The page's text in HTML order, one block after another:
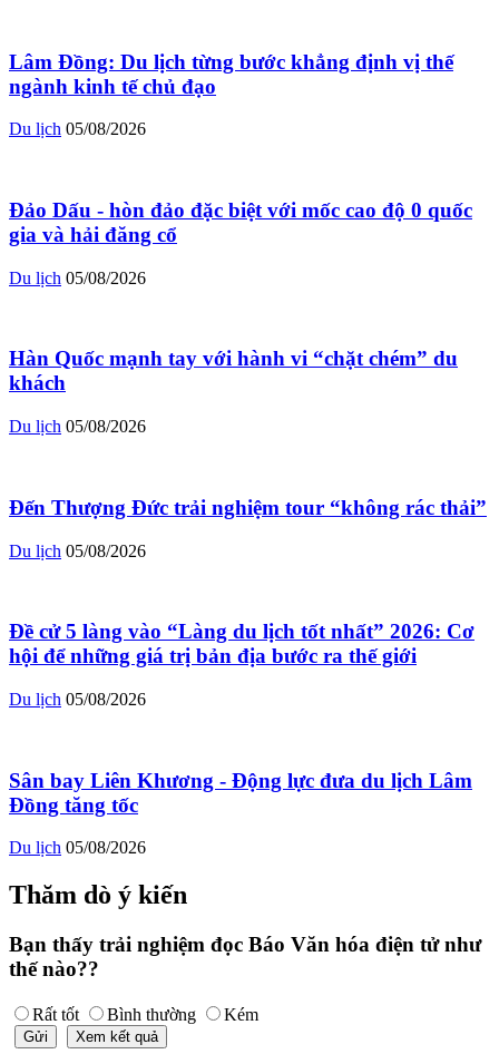
Lâm Đồng: Du lịch từng bước khẳng định vị thế
ngành kinh tế chủ đạo
Du lịch 05/08/2026
Đảo Dấu - hòn đảo đặc biệt với mốc cao độ 0 quốc
gia và hải đăng cổ
Du lịch 05/08/2026
Hàn Quốc mạnh tay với hành vi “chặt chém” du
khách
Du lịch 05/08/2026
Đến Thượng Đức trải nghiệm tour “không rác thải”
Du lịch 05/08/2026
Đề cử 5 làng vào “Làng du lịch tốt nhất” 2026: Cơ
hội để những giá trị bản địa bước ra thế giới
Du lịch 05/08/2026
Sân bay Liên Khương - Động lực đưa du lịch Lâm
Đồng tăng tốc
Du lịch 05/08/2026
Thăm dò ý kiến
Bạn thấy trải nghiệm đọc Báo Văn hóa điện tử như
thế nào??
Rất tốt Bình thường Kém
Gửi Xem kết quả